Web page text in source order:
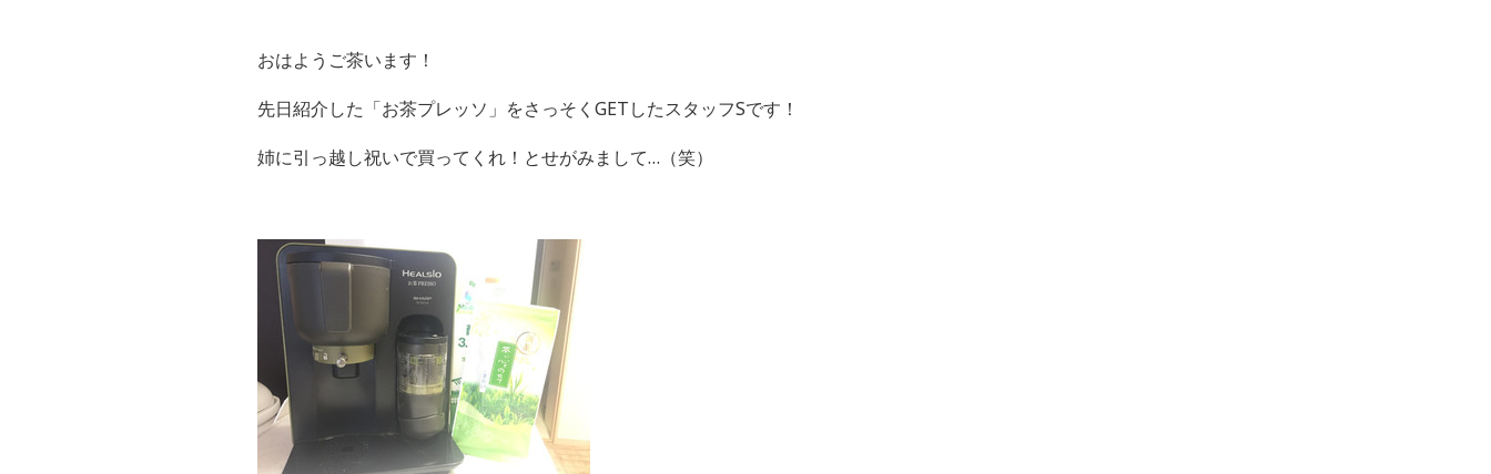
おはようご茶います！
先日紹介した「お茶プレッソ」をさっそくGETしたスタッフSです！
姉に引っ越し祝いで買ってくれ！とせがみまして…（笑）